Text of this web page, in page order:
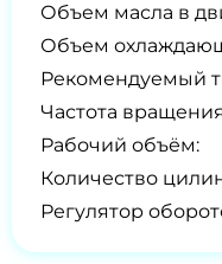
Объем масла в
Объем
Рекомендуемый
Частота
Рабочий объём:
Количество
Регулятор